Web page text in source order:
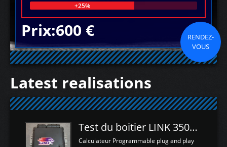
+25%
Prix:600 €
RENDEZ-
VOUS
Latest realisations
Test du boitier LINK 350Z Plugin ECU
Calculateur Programmable plug and play